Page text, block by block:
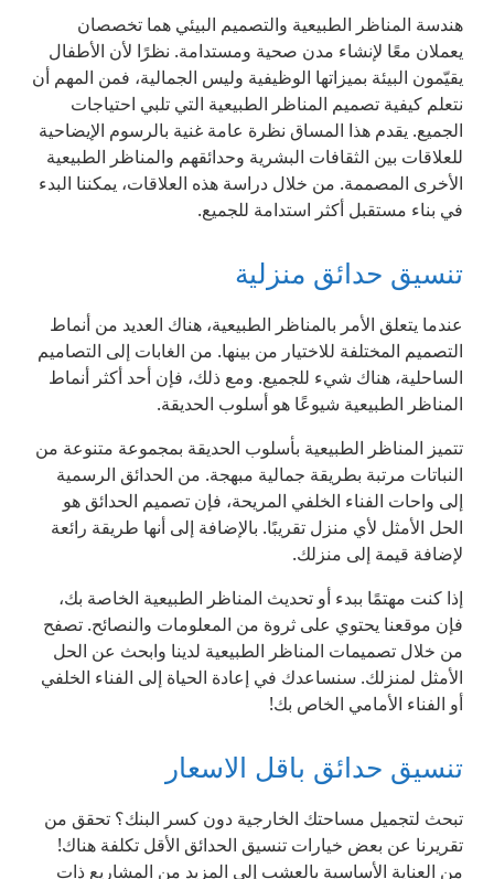
هندسة المناظر الطبيعية والتصميم البيئي هما تخصصان
يعملان معًا لإنشاء مدن صحية ومستدامة. نظرًا لأن الأطفال
يقيّمون البيئة بميزاتها الوظيفية وليس الجمالية، فمن المهم أن
نتعلم كيفية تصميم المناظر الطبيعية التي تلبي احتياجات
الجميع. يقدم هذا المساق نظرة عامة غنية بالرسوم الإيضاحية
للعلاقات بين الثقافات البشرية وحدائقهم والمناظر الطبيعية
الأخرى المصممة. من خلال دراسة هذه العلاقات، يمكننا البدء
في بناء مستقبل أكثر استدامة للجميع.
تنسيق حدائق منزلية
عندما يتعلق الأمر بالمناظر الطبيعية، هناك العديد من أنماط
التصميم المختلفة للاختيار من بينها. من الغابات إلى التصاميم
الساحلية، هناك شيء للجميع. ومع ذلك، فإن أحد أكثر أنماط
المناظر الطبيعية شيوعًا هو أسلوب الحديقة.
تتميز المناظر الطبيعية بأسلوب الحديقة بمجموعة متنوعة من
النباتات مرتبة بطريقة جمالية مبهجة. من الحدائق الرسمية
إلى واحات الفناء الخلفي المريحة، فإن تصميم الحدائق هو
الحل الأمثل لأي منزل تقريبًا. بالإضافة إلى أنها طريقة رائعة
لإضافة قيمة إلى منزلك.
إذا كنت مهتمًا ببدء أو تحديث المناظر الطبيعية الخاصة بك،
فإن موقعنا يحتوي على ثروة من المعلومات والنصائح. تصفح
من خلال تصميمات المناظر الطبيعية لدينا وابحث عن الحل
الأمثل لمنزلك. سنساعدك في إعادة الحياة إلى الفناء الخلفي
أو الفناء الأمامي الخاص بك!
تنسيق حدائق باقل الاسعار
تبحث لتجميل مساحتك الخارجية دون كسر البنك؟ تحقق من
تقريرنا عن بعض خيارات تنسيق الحدائق الأقل تكلفة هناك!
من العناية الأساسية بالعشب إلى المزيد من المشاريع ذات